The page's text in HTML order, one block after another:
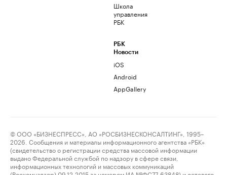
Школа
управления
РБК
РБК
Новости
iOS
Android
AppGallery
© ООО «БИЗНЕСПРЕСС», АО «РОСБИЗНЕСКОНСАЛТИНГ», 1995–
2026. Сообщения и материалы информационного агентства «РБК»
(свидетельство о регистрации средства массовой информации
выдано Федеральной службой по надзору в сфере связи,
информационных технологий и массовых коммуникаций